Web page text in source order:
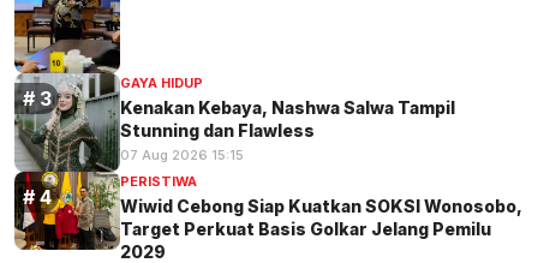
GAYA HIDUP
Kenakan Kebaya, Nashwa Salwa Tampil
Stunning dan Flawless
07 Aug 2026 15:15
PERISTIWA
Wiwid Cebong Siap Kuatkan SOKSI Wonosobo,
Target Perkuat Basis Golkar Jelang Pemilu
2029